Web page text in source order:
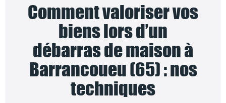
Comment valoriser vos
biens lors d’un
débarras de maison à
Barrancoueu (65) : nos
techniques